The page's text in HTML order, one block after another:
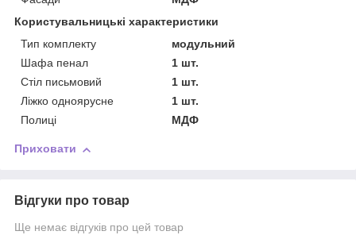
Користувальницькі характеристики
Тип комплекту
модульний
Шафа пенал
1 шт.
Стіл письмовий
1 шт.
Ліжко одноярусне
1 шт.
Полиці
МДФ
Приховати
Відгуки про товар
Ще немає відгуків про цей товар